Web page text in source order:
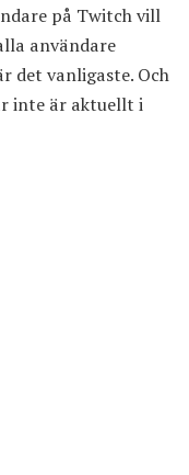
på Twitch vill
användare
det vanligaste. Och
inte är aktuellt i